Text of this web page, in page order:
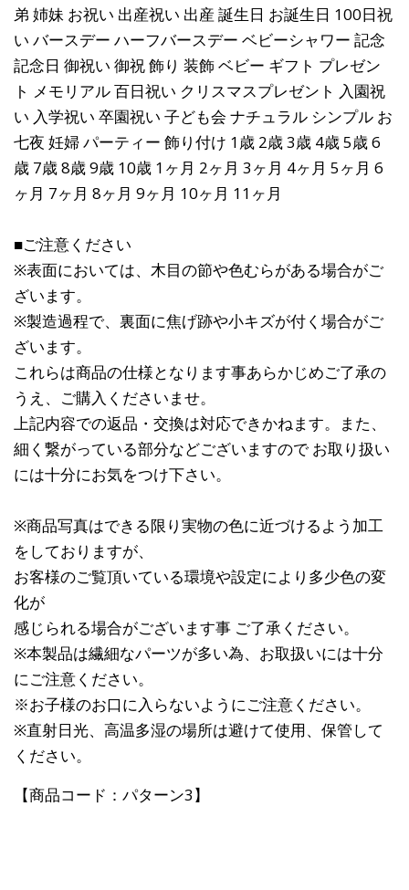
弟 姉妹 お祝い 出産祝い 出産 誕生日 お誕生日 100日祝
い バースデー ハーフバースデー ベビーシャワー 記念
記念日 御祝い 御祝 飾り 装飾 ベビー ギフト プレゼン
ト メモリアル 百日祝い クリスマスプレゼント 入園祝
い 入学祝い 卒園祝い 子ども会 ナチュラル シンプル お
七夜 妊婦 パーティー 飾り付け 1歳 2歳 3歳 4歳 5歳 6
歳 7歳 8歳 9歳 10歳 1ヶ月 2ヶ月 3ヶ月 4ヶ月 5ヶ月 6
ヶ月 7ヶ月 8ヶ月 9ヶ月 10ヶ月 11ヶ月
■ご注意ください
※表面においては、木目の節や色むらがある場合がご
ざいます。
※製造過程で、裏面に焦げ跡や小キズが付く場合がご
ざいます。
これらは商品の仕様となります事あらかじめご了承の
うえ、ご購入くださいませ。
上記内容での返品・交換は対応できかねます。また、
細く繋がっている部分などございますので お取り扱い
には十分にお気をつけ下さい。
※商品写真はできる限り実物の色に近づけるよう加工
をしておりますが、
お客様のご覧頂いている環境や設定により多少色の変
化が
感じられる場合がございます事 ご了承ください。
※本製品は繊細なパーツが多い為、お取扱いには十分
にご注意ください。
※お子様のお口に入らないようにご注意ください。
※直射日光、高温多湿の場所は避けて使用、保管して
ください。
【商品コード：パターン3】